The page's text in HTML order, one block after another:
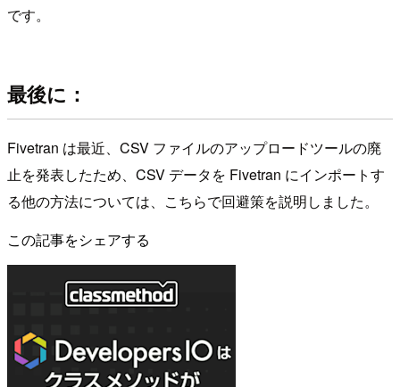
です。
最後に：
Fivetran は最近、CSV ファイルのアップロードツールの廃
止を発表したため、CSV データを Fivetran にインポートす
る他の方法については、こちらで回避策を説明しました。
この記事をシェアする